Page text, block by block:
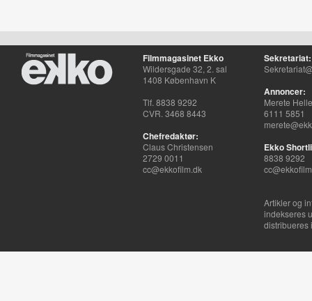
Filmmagasinet Ekko
Wildersgade 32, 2. sal
1408 København K
Tlf. 8838 9292
CVR. 3468 8443
Chefredaktør:
Claus Christensen
2729 0011
cc@ekkofilm.dk
Sekretariat:
Annoncer:
Merete
6111 5851
Ekko
8838 9292
Artikler og
indekseres
distribueres